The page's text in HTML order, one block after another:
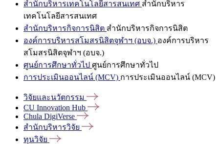
สำนักบริหารเทคโนโลยีสารสนเทศ สำนักบริหาร
เทคโนโลยีสารสนเทศ
สำนักบริหารกิจการนิสิต สำนักบริหารกิจการนิสิต
องค์การบริหารสโมสรนิสิตจุฬาฯ (อบจ.) องค์การบริหาร
สโมสรนิสิตจุฬาฯ (อบจ.)
ศูนย์การศึกษาทั่วไป ศูนย์การศึกษาทั่วไป
การประเมินออนไลน์ (MCV) การประเมินออนไลน์ (MCV)
วิจัยและนวัตกรรม
CU Innovation Hub
Chula DigiVerse
สำนักบริหารวิจัย
ทุนวิจัย